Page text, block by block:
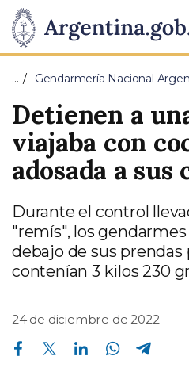
Presidencia
de
la
Nación
Pasar al contenido principal
… Gendarmería Nacional
Detienen a
viajaba con
adosada a sus
Durante el control
"remís", los
debajo de sus prendas
contenían 3 kilos 230
24 de diciembre de 2022
Compartir en Facebook Compartir en Twitter Compartir en Linkedin Compartir en Whatsapp